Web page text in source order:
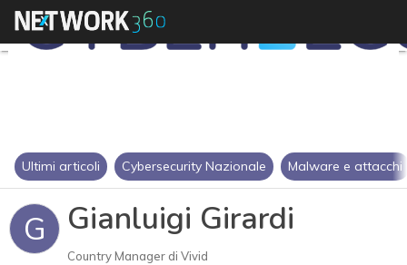
Ultimi articoli Cybersecurity Nazionale Malware e attacchi
G Gianluigi Girardi
Country Manager di Vivid